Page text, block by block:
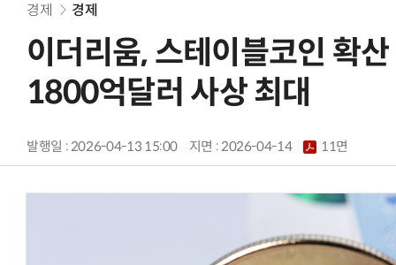
경제 경제
이더리움, 스테이블코인 확
1800억달러 사상 최대
발행일 : 2026-04-13 15:00 지면 :2026-04-14 11면